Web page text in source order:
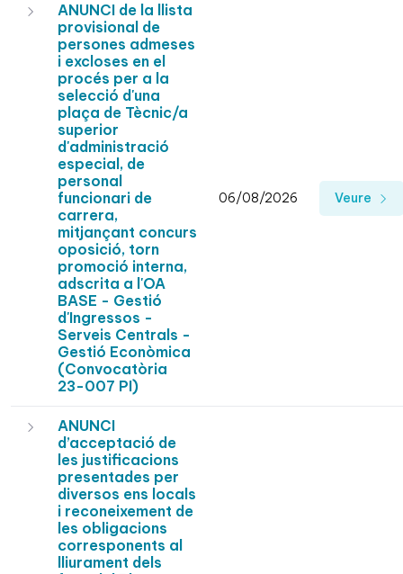
ANUNCI de la llista
provisional de
persones admeses
i excloses en el
procés per a la
selecció d'una
plaça de Tècnic/a
superior
d'administració
especial, de
personal
funcionari de
carrera,
mitjançant concurs
oposició, torn
promoció interna,
adscrita a l'OA
BASE - Gestió
d'Ingressos -
Serveis Centrals -
Gestió Econòmica
(Convocatòria
23-007 PI)
06/08/2026 Veure
ANUNCI
d’acceptació de
les justificacions
presentades per
diversos ens locals
i reconeixement de
les obligacions
corresponents al
lliurament dels